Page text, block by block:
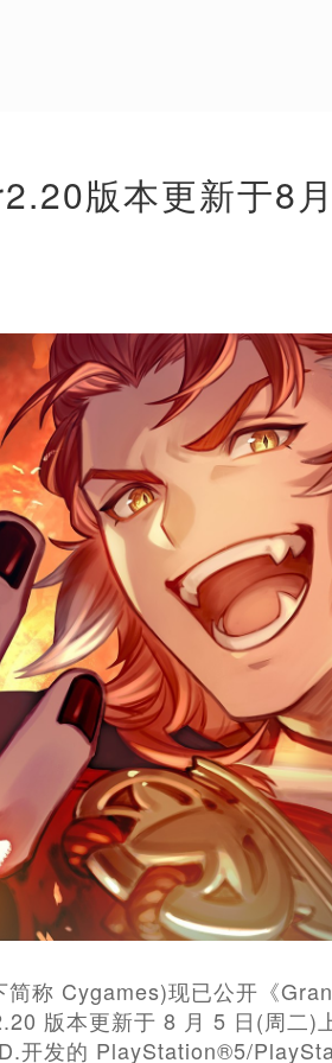
版本更新于8
简称 Cygames)现已公开《
版本更新于 8 月 5 日(周二)
开发的 PlayStation®5/